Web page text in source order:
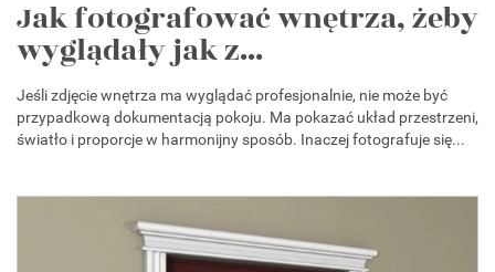
Jak fotografować wnętrza, żeby
wyglądały jak z...
Jeśli zdjęcie wnętrza ma wyglądać profesjonalnie, nie może być
przypadkową dokumentacją pokoju. Ma pokazać układ przestrzeni,
światło i proporcje w harmonijny sposób. Inaczej fotografuje się...